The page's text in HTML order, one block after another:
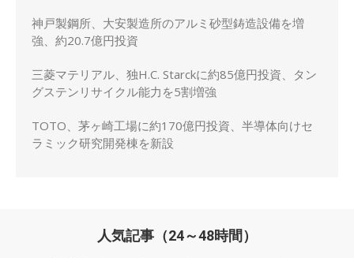
神戸製鋼所、大安製造所のアルミ砂型鋳造設備を増
強、約20.7億円投資
三菱マテリアル、独H.C. Starckに約85億円投資、タン
グステンリサイクル能力を5割増強
TOTO、茅ヶ崎工場に約170億円投資、半導体向けセ
ラミック研究開発棟を新設
人気記事（24～48時間）